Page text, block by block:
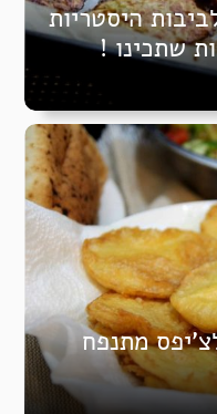
היסטריות
שתכינו !
מתנפח